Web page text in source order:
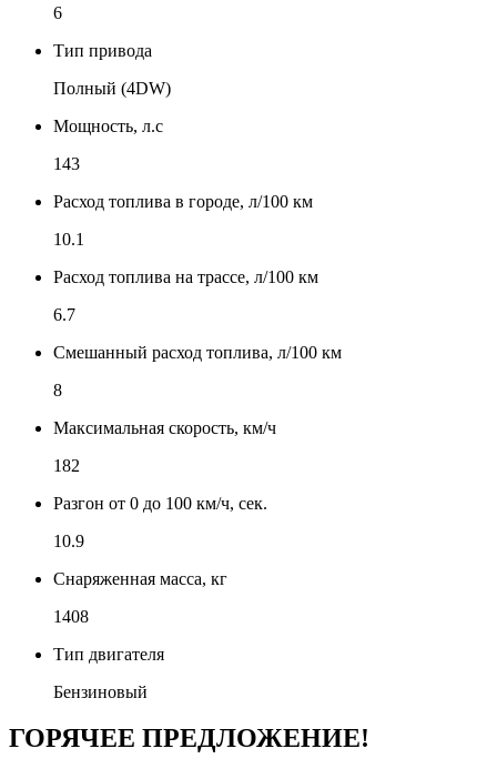
6
Тип привода
Полный (4DW)
Мощность, л.с
143
Расход топлива в городе, л/100 км
10.1
Расход топлива на трассе, л/100 км
6.7
Смешанный расход топлива, л/100 км
8
Максимальная скорость, км/ч
182
Разгон от 0 до 100 км/ч, сек.
10.9
Снаряженная масса, кг
1408
Тип двигателя
Бензиновый
ГОРЯЧЕЕ ПРЕДЛОЖЕНИЕ!